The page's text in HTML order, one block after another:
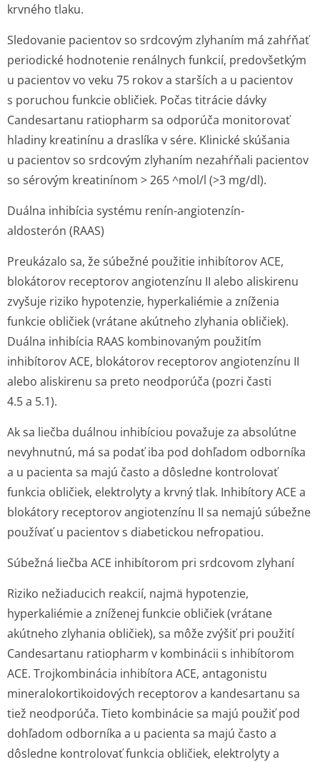
krvného tlaku.
Sledovanie pacientov so srdcovým zlyhaním má zahŕňať
periodické hodnotenie renálnych funkcií, predovšetkým
u pacientov vo veku 75 rokov a starších a u pacientov
s poruchou funkcie obličiek. Počas titrácie dávky
Candesartanu ratiopharm sa odporúča monitorovať
hladiny kreatinínu a draslíka v sére. Klinické skúšania
u pacientov so srdcovým zlyhaním nezahŕňali pacientov
so sérovým kreatinínom > 265 ^mol/l (>3 mg/dl).
Duálna inhibícia systému renín-angiotenzín-
aldosterón (RAAS)
Preukázalo sa, že súbežné použitie inhibítorov ACE,
blokátorov receptorov angiotenzínu II alebo aliskirenu
zvyšuje riziko hypotenzie, hyperkaliémie a zníženia
funkcie obličiek (vrátane akútneho zlyhania obličiek).
Duálna inhibícia RAAS kombinovaným použitím
inhibítorov ACE, blokátorov receptorov angiotenzínu II
alebo aliskirenu sa preto neodporúča (pozri časti
4.5 a 5.1).
Ak sa liečba duálnou inhibíciou považuje za absolútne
nevyhnutnú, má sa podať iba pod dohľadom odborníka
a u pacienta sa majú často a dôsledne kontrolovať
funkcia obličiek, elektrolyty a krvný tlak. Inhibítory ACE a
blokátory receptorov angiotenzínu II sa nemajú súbežne
používať u pacientov s diabetickou nefropatiou.
Súbežná liečba ACE inhibítorom pri srdcovom zlyhaní
Riziko nežiaducich reakcií, najmä hypotenzie,
hyperkaliémie a zníženej funkcie obličiek (vrátane
akútneho zlyhania obličiek), sa môže zvýšiť pri použití
Candesartanu ratiopharm v kombinácii s inhibítorom
ACE. Trojkombinácia inhibítora ACE, antagonistu
mineralokorti­koidových receptorov a kandesartanu sa
tiež neodporúča. Tieto kombinácie sa majú použiť pod
dohľadom odborníka a u pacienta sa majú často a
dôsledne kontrolovať funkcia obličiek, elektrolyty a